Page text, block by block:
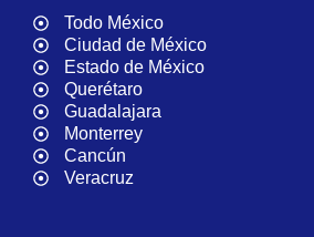
Todo México
Ciudad de México
Estado de México
Querétaro
Guadalajara
Monterrey
Cancún
Veracruz